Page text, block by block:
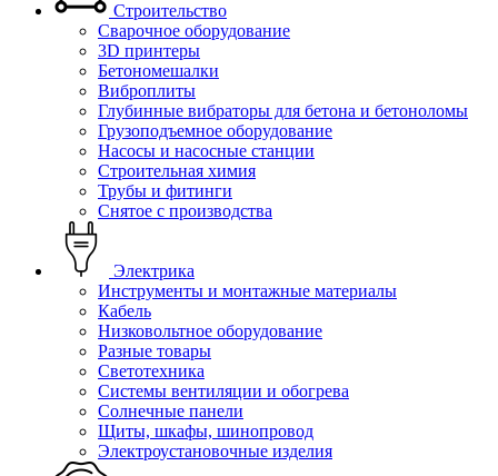
Строительство
Сварочное оборудование
3D принтеры
Бетономешалки
Виброплиты
Глубинные вибраторы для бетона и бетоноломы
Грузоподъемное оборудование
Насосы и насосные станции
Строительная химия
Трубы и фитинги
Снятое с производства
Электрика
Инструменты и монтажные материалы
Кабель
Низковольтное оборудование
Разные товары
Светотехника
Системы вентиляции и обогрева
Солнечные панели
Щиты, шкафы, шинопровод
Электроустановочные изделия